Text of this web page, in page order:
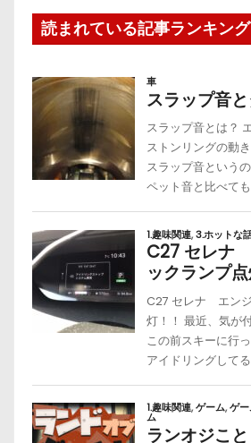
読まれている記事ランキング